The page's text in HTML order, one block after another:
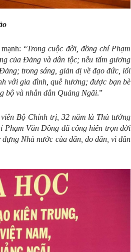
“Trong cuộc đời, đồng chí Phạm
của Đảng và dân tộc; nêu tấm gương
trong sáng, giản dị về đạo đức, lối
với gia đình, quê hương; được bạn bè
bộ và nhân dân Quảng Ngãi.”
Bộ Chính trị, 32 năm là Thủ tướng
Phạm Văn Đồng đã cống hiến trọn đời
Nhà nước của dân, do dân, vì dân